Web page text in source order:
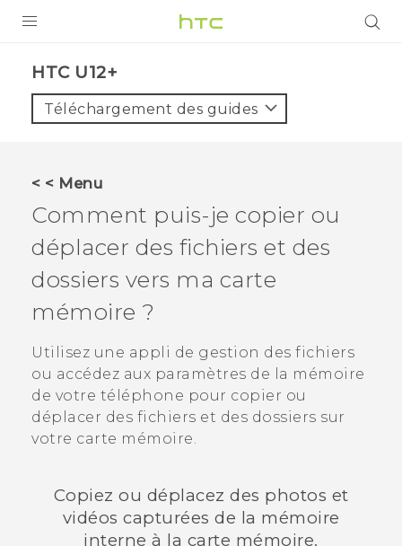
VIVE
VIVERSE
SUPPORT
Appareils HTC & Accessoires
Achat & Règlement Questions
HTC U12+‎
Téléchargement des guides
< < Menu
Comment puis-je copier ou
déplacer des fichiers et des
dossiers vers ma carte
mémoire ?
Utilisez une appli de gestion des fichiers
ou accédez aux paramètres de la mémoire
de votre téléphone pour copier ou
déplacer des fichiers et des dossiers sur
votre carte mémoire.
Copiez ou déplacez des photos et
vidéos capturées de la mémoire
interne à la carte mémoire.